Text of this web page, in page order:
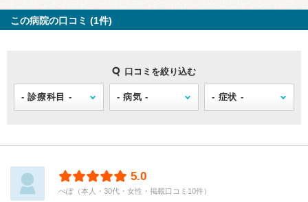
この病院の口コミ (1件)
口コミを絞り込む
5.0
ぺぽ（本人・30代・女性・掲載口コミ10件）